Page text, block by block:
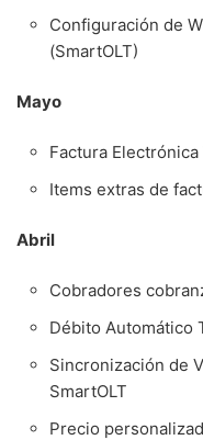
Configuración de
(SmartOLT)
Mayo
Factura
Items extras de
Abril
Cobradores
Débito Automático
Sincronización de
SmartOLT
Precio